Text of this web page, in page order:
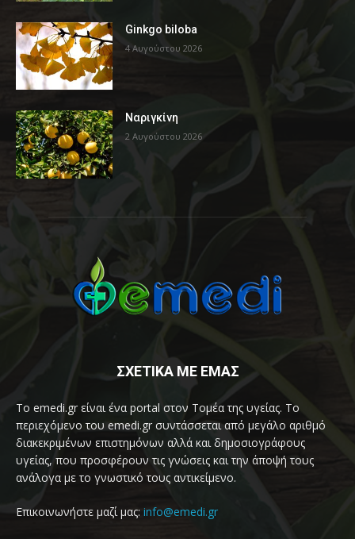
Ginkgo biloba
4 Αυγούστου 2026
Ναριγκίνη
2 Αυγούστου 2026
ΣΧΕΤΙΚΑ ΜΕ ΕΜΑΣ
Το emedi.gr είναι ένα portal στον Τομέα της υγείας. Το
περιεχόμενο του emedi.gr συντάσσεται από μεγάλο αριθμό
διακεκριμένων επιστημόνων αλλά και δημοσιογράφους
υγείας, που προσφέρουν τις γνώσεις και την άποψή τους
ανάλογα με το γνωστικό τους αντικείμενο.
Επικοινωνήστε μαζί μας: info@emedi.gr